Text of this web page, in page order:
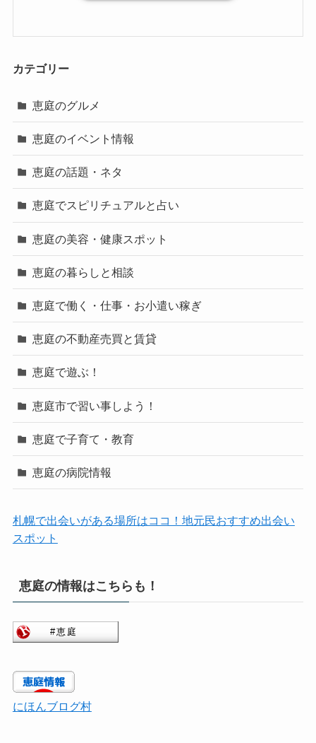
カテゴリー
恵庭のグルメ
恵庭のイベント情報
恵庭の話題・ネタ
恵庭でスピリチュアルと占い
恵庭の美容・健康スポット
恵庭の暮らしと相談
恵庭で働く・仕事・お小遣い稼ぎ
恵庭の不動産売買と賃貸
恵庭で遊ぶ！
恵庭市で習い事しよう！
恵庭で子育て・教育
恵庭の病院情報
札幌で出会いがある場所はココ！地元民おすすめ出会い
スポット
恵庭の情報はこちらも！
にほんブログ村